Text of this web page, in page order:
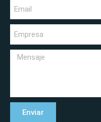
Enviar